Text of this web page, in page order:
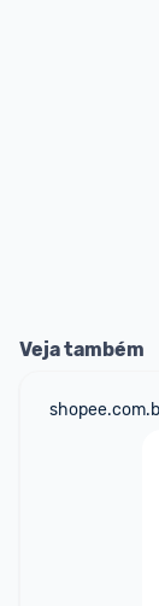
Veja também